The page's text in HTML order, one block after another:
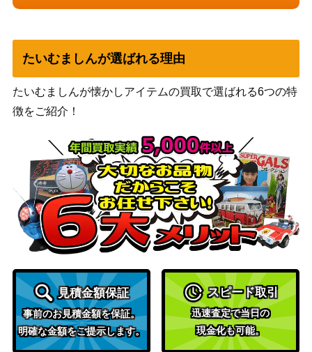
忍耐の試練/Test of Endurance[JUD]
《日》
メント）
an Vindicator 300 ボーダーレス [ONE-
BF] 《日》
クシア：完
全なる統
一）
発展の暴君、ジン＝ギタクシアス / Jin
-Gitaxias, Progress Tyrant [NEO]
《日》
Wizards 500
先駆ける者、ナヒリ/Nahiri, the Harbin
ger 【SOI】《日》
（イニスト
ラードを覆
う影）
［Foil］嘘の神、ヴァルキー/Valki, Go
（カルドハ
たいむましんが選ばれる理由
たいむましんが懐かしアイテムの買取で選ばれる6つの特
徴をご紹介！
見積金額保証
事前のお見積金額を保証。
明確な金額をご提示します。
スピード取引
迅速査定で当日の
現金化も可能。